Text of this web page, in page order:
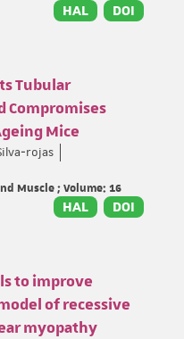
HAL DOI
Tubular
Compromises
Mice
Muscle ; Volume: 16
HAL DOI
to improve
of recessive
myopathy